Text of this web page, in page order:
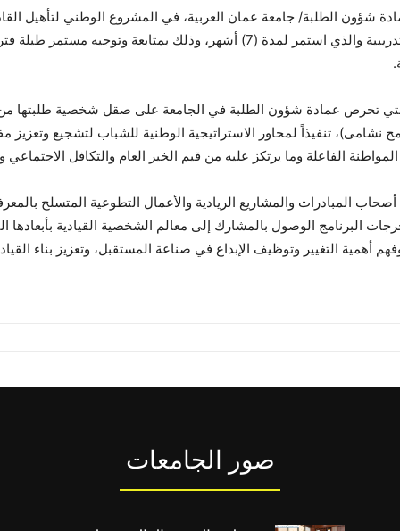
شؤون الطلبة/ جامعة عمان العربية، في المشروع الوطني لتأهيل
القيادات الشبابية/ وزارة الشباب بواقع (80) ساعة تدريبية والذي استمر لمدة
تحرص عمادة شؤون الطلبة في الجامعة على صقل شخصية طلبتها من
نشامى)، تنفيذاً لمحاور الاستراتيجية الوطنية للشباب لتشجيع
الفاعلة وما يرتكز عليه من قيم الخير العام والتكافل
المبادرات والمشاريع الريادية والأعمال التطوعية المتسلح
الوصول بالمشارك إلى معالم الشخصية القيادية بأبعادها
أهمية التغيير وتوظيف الإبداع في صناعة المستقبل، وتعزيز بناء
صور الجامعات